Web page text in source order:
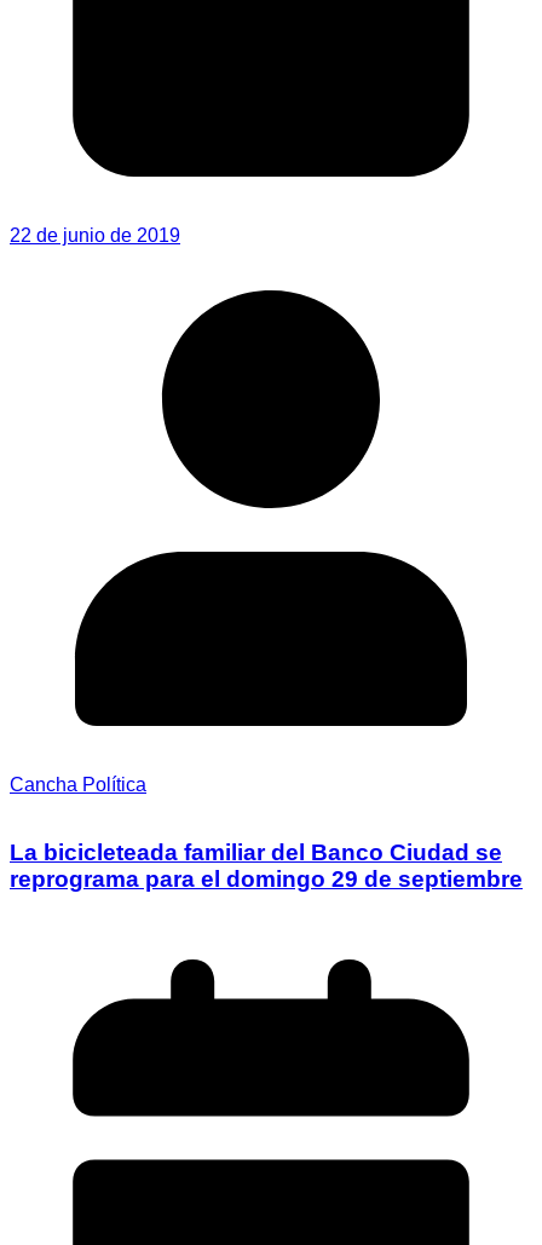
22 de junio de 2019
Cancha Política
La bicicleteada familiar del Banco Ciudad se
reprograma para el domingo 29 de septiembre